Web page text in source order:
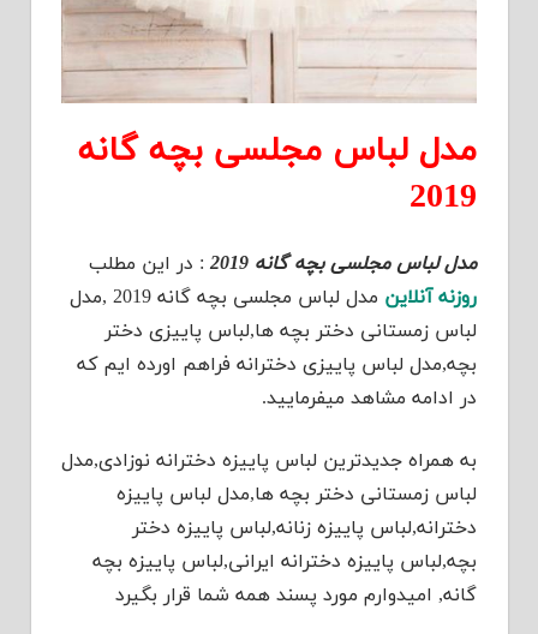
مدل لباس مجلسی بچه گانه
2019
مدل لباس مجلسی بچه گانه 2019
: در این مطلب
روزنه آنلاین
مدل لباس مجلسی بچه گانه 2019 ,مدل
لباس زمستانی دختر بچه ها,لباس پاییزی دختر
بچه,مدل لباس پاییزی دخترانه فراهم اورده ایم که
در ادامه مشاهد میفرمایید.
به همراه جدیدترین لباس پاییزه دخترانه نوزادی,مدل
لباس زمستانی دختر بچه ها,مدل لباس پاییزه
دخترانه,لباس پاییزه زنانه,لباس پاییزه دختر
بچه,لباس پاییزه دخترانه ایرانی,لباس پاییزه بچه
گانه, امیدوارم مورد پسند همه شما قرار بگیرد